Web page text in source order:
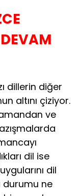
dillerin diğer
altını çiziyor.
ve
dil ise
dil
durumu ne